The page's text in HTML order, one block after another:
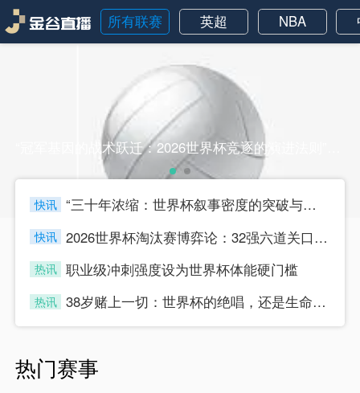
所有联赛 英超 NBA
快讯
“三十年浓缩：世界杯叙事密度的突破与节奏迭代”
快讯
2026世界杯淘汰赛博弈论：32强六道关口的战术嬗变与晋级路径推演
热讯 职业级冲刺强度设为世界杯体能硬门槛
热讯
38岁赌上一切：世界杯的绝唱，还是生命的最后冲刺？
热门赛事